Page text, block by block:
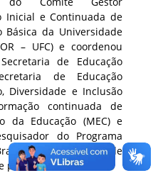
Inicial e Continuada de
Básica da Universidade
– UFC) e coordenou
de Educação
de Educação
Diversidade e Inclusão
continuada de
da Educação (MEC) e
do Programa
(UAB) em cursos de
professor.